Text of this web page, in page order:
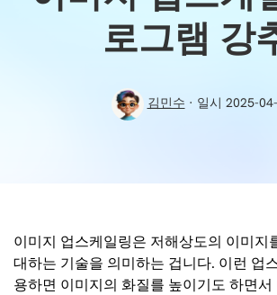
로그램 강
김민수 · 일시 2025-
이미지 업스케일링은 저해상도의 이미지
대하는 기술을 의미하는 겁니다. 이런 업
용하면 이미지의 화질를 높이기도 하면서